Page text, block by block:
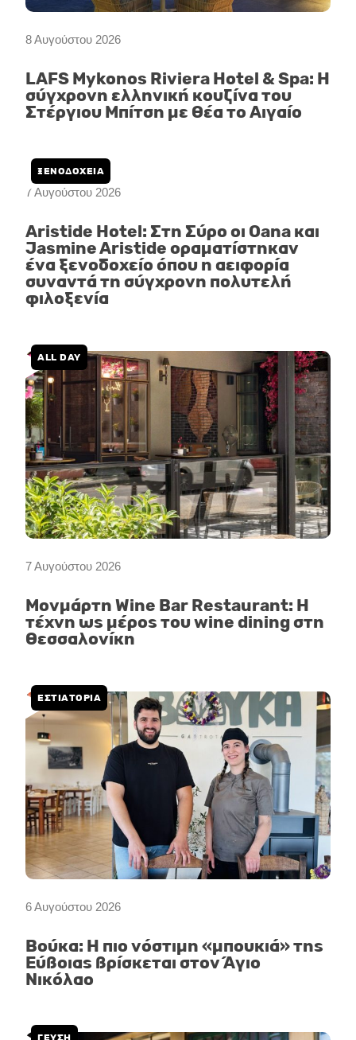
8 Αυγούστου 2026
LAFS Mykonos Riviera Hotel & Spa: Η
σύγχρονη ελληνική κουζίνα του
Στέργιου Μπίτση με θέα το Αιγαίο
7 Αυγούστου 2026
ΞΕΝΟΔΟΧΕΙΑ
Aristide Hotel: Στη Σύρο οι Oana και
Jasmine Aristide οραματίστηκαν
ένα ξενοδοχείο όπου η αειφορία
συναντά τη σύγχρονη πολυτελή
φιλοξενία
7 Αυγούστου 2026
ALL DAY
Μονμάρτη Wine Bar Restaurant: Η
τέχνη ως μέρος του wine dining στη
Θεσσαλονίκη
6 Αυγούστου 2026
ΕΣΤΙΑΤΟΡΙΑ
Βούκα: Η πιο νόστιμη «μπουκιά» της
Εύβοιας βρίσκεται στον Άγιο
Νικόλαο